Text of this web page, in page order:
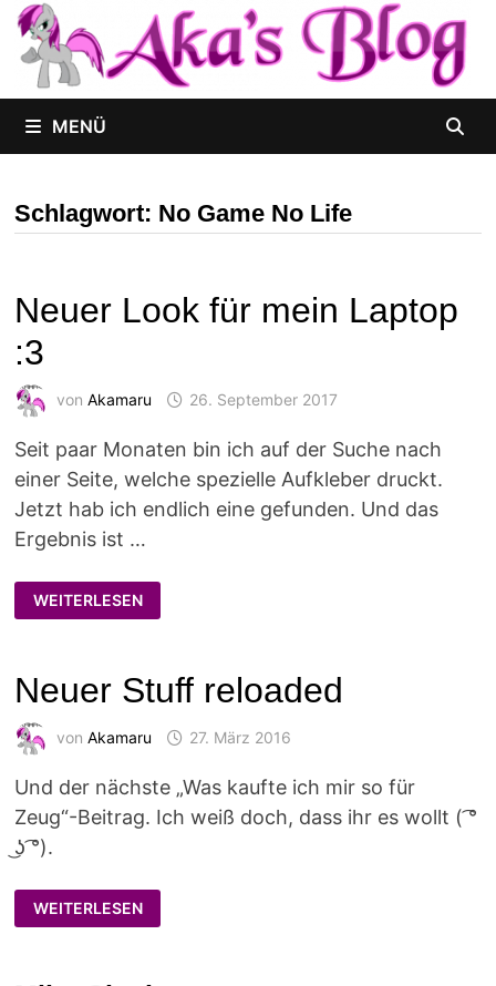
Zum
Inhalt
springen
MENÜ
Schlagwort: No Game No Life
Neuer Look für mein Laptop
:3
von Akamaru 26. September 2017
Seit paar Monaten bin ich auf der Suche nach
einer Seite, welche spezielle Aufkleber druckt.
Jetzt hab ich endlich eine gefunden. Und das
Ergebnis ist …
NEUER
LOOK
FÜR
WEITERLESEN
Neuer Stuff reloaded
von Akamaru 27. März 2016
Und der nächste „Was kaufte ich mir so für
Zeug“-Beitrag. Ich weiß doch, dass ihr es wollt ( ͡°
͜ʖ ͡°).
NEUER
STUFF
RELOADED
WEITERLESEN